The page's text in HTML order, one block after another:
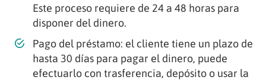
Este proceso requiere de 24 a 48 horas para
disponer del dinero.
Pago del préstamo: el cliente tiene un plazo de
hasta 30 días para pagar el dinero, puede
efectuarlo con trasferencia, depósito o usar la